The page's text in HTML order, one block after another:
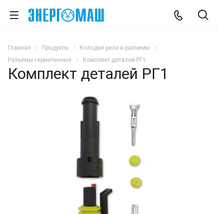
Главная Продукты
Колодки реле и разъемы
Разъемы герметичные
Комплект деталей РГ1
Комплект деталей РГ1